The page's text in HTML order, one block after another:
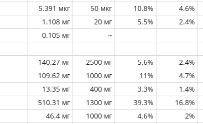
5.391 мкг 50 мкг 10.8% 4.6%
1.108 мг 20 мг 5.5% 2.4%
0.105 мг ~
140.27 мг 2500 мг 5.6% 2.4%
109.62 мг 1000 мг 11% 4.7%
13.35 мг 400 мг 3.3% 1.4%
510.31 мг 1300 мг 39.3% 16.8%
46.4 мг 1000 мг 4.6% 2%